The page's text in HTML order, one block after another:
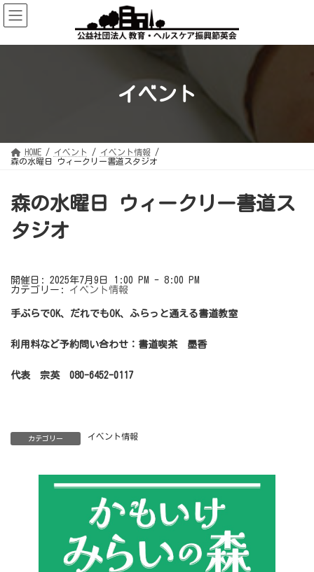
コ
ン
テ
ツ
ナ
ビ
ゲ
シ
イベント
HOME イベント
イベント情報
森の水曜日 ウィークリー書道スタジオ
森の水曜日 ウィークリー書道ス
タジオ
開催日: 2025年7月9日 1:00 PM - 8:00 PM
カテゴリー: イベント情報
手ぶらでOK、だれでもOK、ふらっと通える書道教室
利用料など予約問い合わせ：書道喫茶 墨香
代表 宗英 080-6452-0117
カテゴリー イベント情報